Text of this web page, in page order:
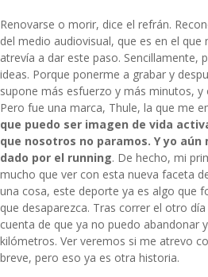
Renovarse o morir, dice el refrán.
del medio audiovisual, que es en el
atrevía a dar este paso. Sencillamente,
ideas. Porque ponerme a grabar y
supone más esfuerzo y más minutos,
Pero fue una marca, Thule, la que me
que puedo ser imagen de vida
que nosotros no paramos. Y yo aún
dado por el running. De hecho, mi
mucho que ver con esta nueva faceta
una cosa, este deporte ya es algo que
que desaparezca. Tras correr el otro
cuenta de que ya no puedo abandonar
kilómetros. Ver veremos si me atrevo
breve, pero eso ya es otra historia.